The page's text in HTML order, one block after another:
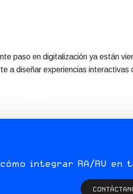
paso en digitalización ya están
a diseñar experiencias
integrar RA/RV en